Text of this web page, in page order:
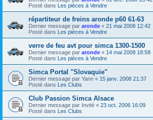
Posté dans Les pièces à Vendre
répartiteur de freins aronde p60 61-63
Dernier message par aronde « 21 mai 2008 12:42
Posté dans Les pièces à Vendre
verre de feu avt pour simca 1300-1500
Dernier message par aronde « 14 mai 2008 18:58
Posté dans Les pièces à Vendre
Simca Portal "Slovaquie"
Dernier message par Yann « 15 janv. 2008 21:37
Posté dans Les Clubs
Club Passion Simca Alsace
Dernier message par Invité « 23 oct. 2006 16:09
Posté dans Les Clubs